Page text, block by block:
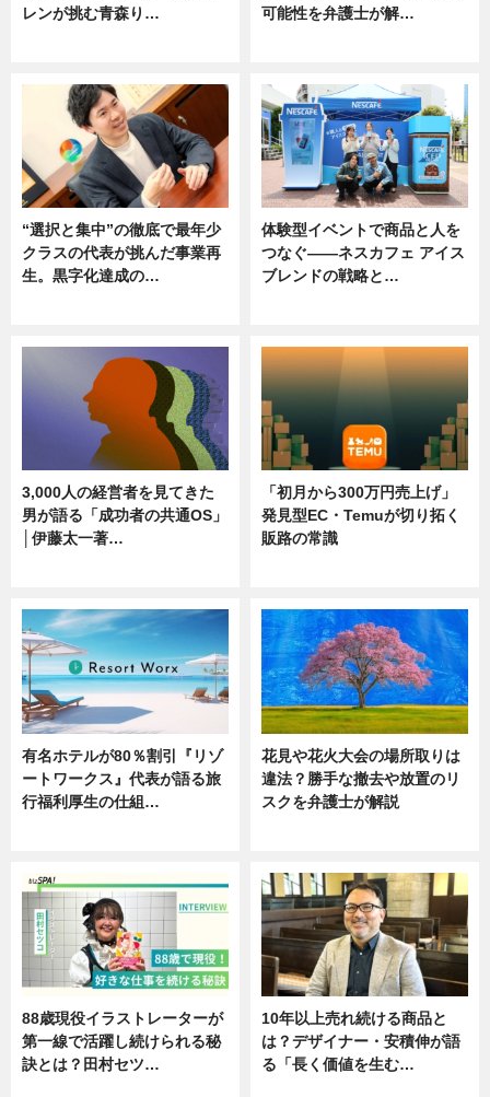
レンが挑む青森り…
可能性を弁護士が解…
“選択と集中”の徹底で最年少
クラスの代表が挑んだ事業再
生。黒字化達成の…
体験型イベントで商品と人を
つなぐ――ネスカフェ アイス
ブレンドの戦略と…
3,000人の経営者を見てきた
男が語る「成功者の共通OS」
│伊藤太一著…
「初月から300万円売上げ」
発見型EC・Temuが切り拓く
販路の常識
有名ホテルが80％割引『リゾ
ートワークス』代表が語る旅
行福利厚生の仕組…
花見や花火大会の場所取りは
違法？勝手な撤去や放置のリ
スクを弁護士が解説
88歳現役イラストレーターが
第一線で活躍し続けられる秘
訣とは？田村セツ…
10年以上売れ続ける商品と
は？デザイナー・安積伸が語
る「長く価値を生む…